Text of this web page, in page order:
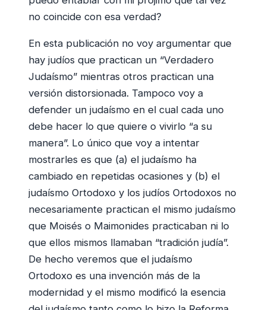
no coincide con esa verdad?
En esta publicación no voy argumentar que
hay judíos que practican un “Verdadero
Judaísmo” mientras otros practican una
versión distorsionada. Tampoco voy a
defender un judaísmo en el cual cada uno
debe hacer lo que quiere o vivirlo “a su
manera”. Lo único que voy a intentar
mostrarles es que (a) el judaísmo ha
cambiado en repetidas ocasiones y (b) el
judaísmo Ortodoxo y los judíos Ortodoxos no
necesariamente practican el mismo judaísmo
que Moisés o Maimonides practicaban ni lo
que ellos mismos llamaban “tradición judía”.
De hecho veremos que el judaísmo
Ortodoxo es una invención más de la
modernidad y el mismo modificó la esencia